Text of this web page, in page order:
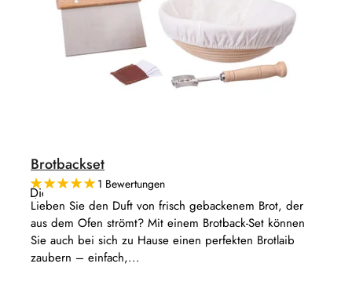
Brotbackset
Die
durchschnittliche
Produktbewertung
ist
5,0
von
5
1 Bewertungen
Lieben Sie den Duft von frisch gebackenem Brot, der
aus dem Ofen strömt? Mit einem Brotback-Set können
Sie auch bei sich zu Hause einen perfekten Brotlaib
zaubern – einfach,...